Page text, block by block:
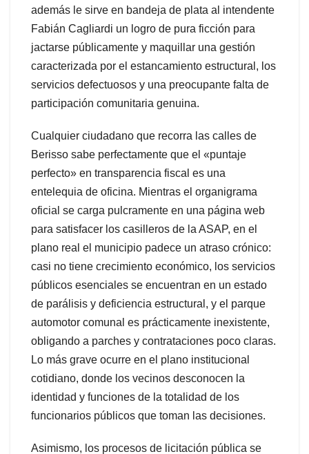
además le sirve en bandeja de plata al intendente
Fabián Cagliardi un logro de pura ficción para
jactarse públicamente y maquillar una gestión
caracterizada por el estancamiento estructural, los
servicios defectuosos y una preocupante falta de
participación comunitaria genuina.
Cualquier ciudadano que recorra las calles de
Berisso sabe perfectamente que el «puntaje
perfecto» en transparencia fiscal es una
entelequia de oficina. Mientras el organigrama
oficial se carga pulcramente en una página web
para satisfacer los casilleros de la ASAP, en el
plano real el municipio padece un atraso crónico:
casi no tiene crecimiento económico, los servicios
públicos esenciales se encuentran en un estado
de parálisis y deficiencia estructural, y el parque
automotor comunal es prácticamente inexistente,
obligando a parches y contrataciones poco claras.
Lo más grave ocurre en el plano institucional
cotidiano, donde los vecinos desconocen la
identidad y funciones de la totalidad de los
funcionarios públicos que toman las decisiones.
Asimismo, los procesos de licitación pública se